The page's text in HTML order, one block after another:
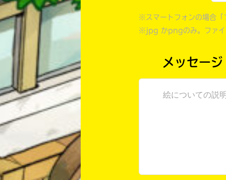
※スマートフォンの場合「
※jpg かpngのみ。ファ
メッセージ